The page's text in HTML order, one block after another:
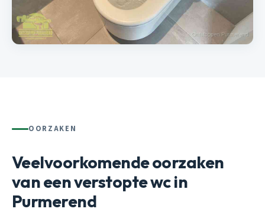
OORZAKEN
Veelvoorkomende oorzaken
van een verstopte wc in
Purmerend